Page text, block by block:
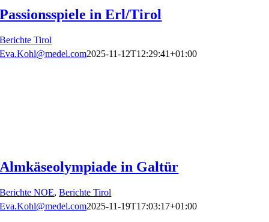
Passionsspiele in Erl/Tirol
Berichte Tirol
Eva.Kohl@medel.com2025-11-12T12:29:41+01:00
Almkäseolympiade in Galtür
Berichte NOE,Berichte Tirol
Eva.Kohl@medel.com2025-11-19T17:03:17+01:00